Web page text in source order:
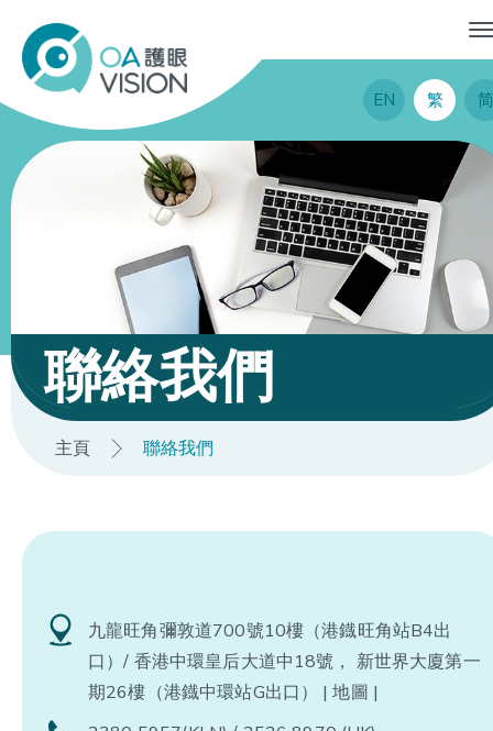
EN 繁 简
聯絡我們
主頁 聯絡我們
九龍旺角彌敦道700號10樓（港鐡旺角站B4出
口）/ 香港中環皇后大道中18號， 新世界大廈第一
期26樓（港鐡中環站G出口）
| 地圖 |